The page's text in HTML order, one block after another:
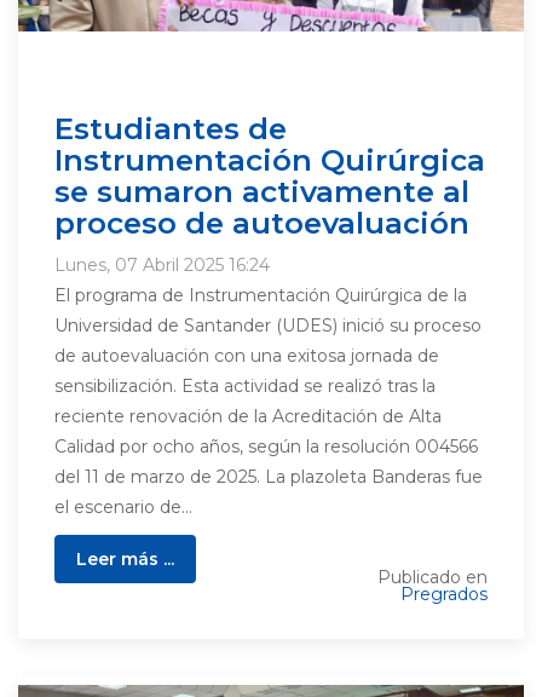
Estudiantes de
Instrumentación Quirúrgica
se sumaron activamente al
proceso de autoevaluación
Lunes, 07 Abril 2025 16:24
El programa de Instrumentación Quirúrgica de la
Universidad de Santander (UDES) inició su proceso
de autoevaluación con una exitosa jornada de
sensibilización. Esta actividad se realizó tras la
reciente renovación de la Acreditación de Alta
Calidad por ocho años, según la resolución 004566
del 11 de marzo de 2025. La plazoleta Banderas fue
el escenario de...
Leer más ...
Publicado en
Pregrados